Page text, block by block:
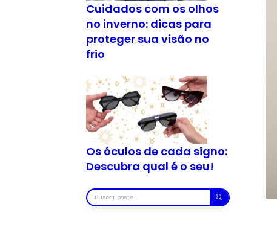
Cuidados com os olhos
no inverno: dicas para
proteger sua visão no
frio
Os óculos de cada signo:
Descubra qual é o seu!
Buscar
posts